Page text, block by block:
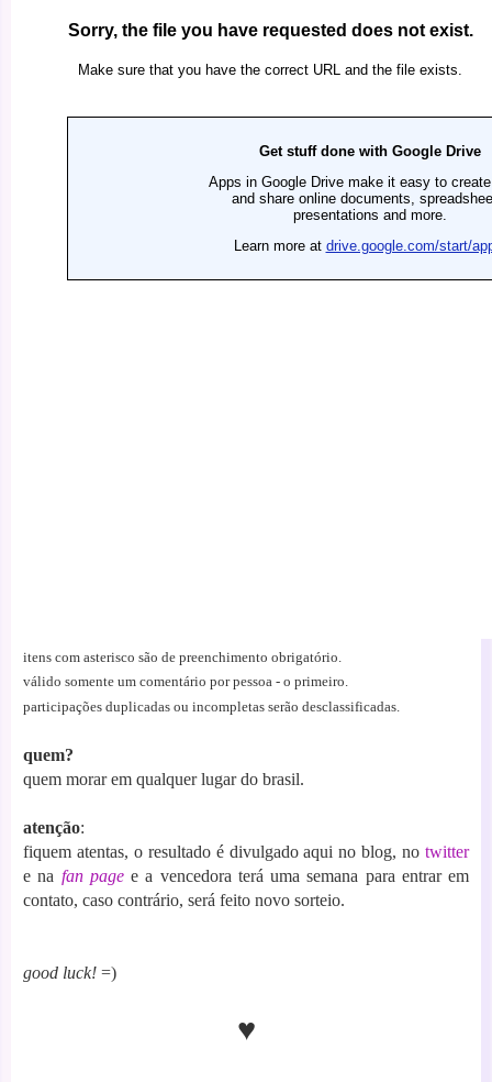
itens com asterisco são de preenchimento obrigatório.
válido somente um comentário por pessoa - o primeiro.
participações duplicadas ou incompletas serão desclassificadas.
quem?
quem morar em qualquer lugar do brasil.
atenção:
fiquem atentas, o resultado é divulgado aqui no blog, no twitter
e na fan pagee a vencedora terá uma semana para entrar em
contato, caso contrário, será feito novo sorteio.
good luck! =)
♥